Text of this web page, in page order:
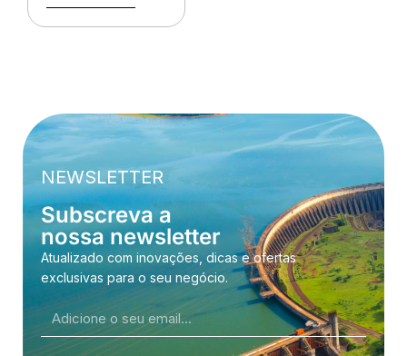
NEWSLETTER
Subscreva a
nossa newsletter
Atualizado com inovações, dicas e ofertas
exclusivas para o seu negócio.